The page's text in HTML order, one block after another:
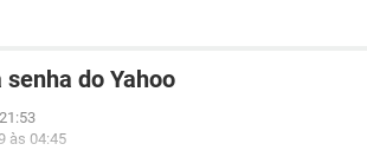
do Yahoo
às 04:45